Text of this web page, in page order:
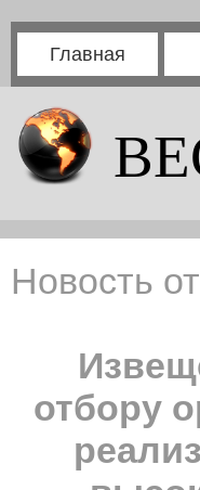
Главная
Новость
отбору